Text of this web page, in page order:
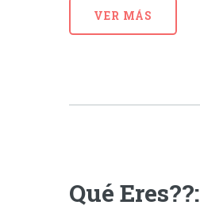
VER MÁS
Qué Eres??: